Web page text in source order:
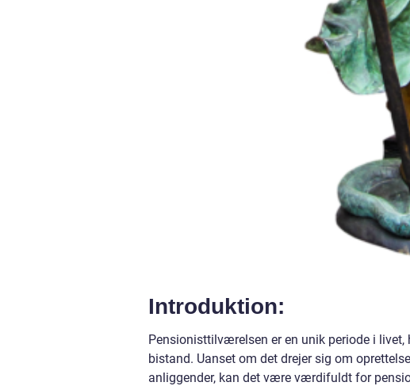
Introduktion:
Pensionisttilværelsen er en unik periode i
bistand. Uanset om det drejer sig om
anliggender, kan det være værdifuldt for